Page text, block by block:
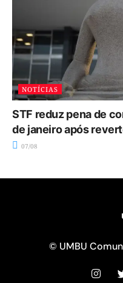
NOTÍCIAS
STF reduz pena de
de janeiro após
07/08
© UMBU